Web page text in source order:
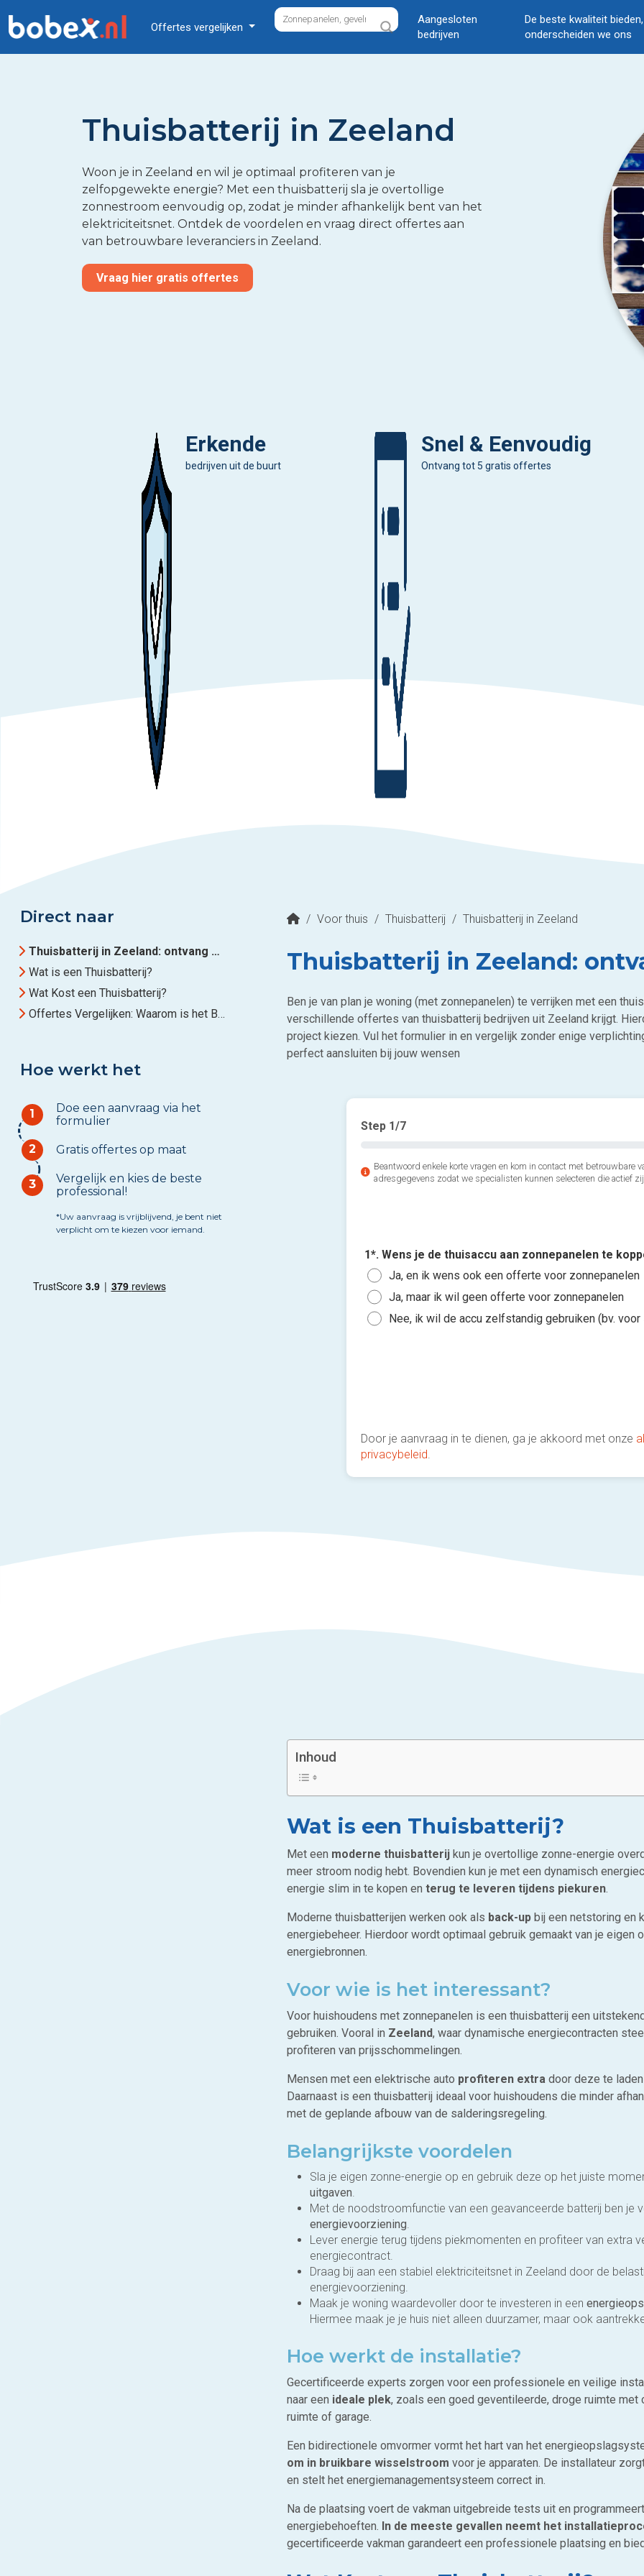
Offertes vergelijken
Aangesloten
bedrijven
De beste kwaliteit
onderscheiden we ons
Thuisbatterij in Zeeland
Woon je in Zeeland en wil je optimaal profiteren van je
zelfopgewekte energie? Met een thuisbatterij sla je overtollige
zonnestroom eenvoudig op, zodat je minder afhankelijk bent van het
elektriciteitsnet. Ontdek de voordelen en vraag direct offertes aan
van betrouwbare leveranciers in Zeeland.
Vraag hier gratis offertes
Erkende
bedrijven uit de buurt
Snel & Eenvoudig
Ontvang tot 5 gratis offertes
Direct naar
Thuisbatterij in Zeeland: ontvang gratis offertes
Wat is een Thuisbatterij?
Wat Kost een Thuisbatterij?
Offertes Vergelijken: Waarom is het Belangrijk?
Hoe werkt het
1
Doe een aanvraag via het
formulier
2 Gratis offertes op maat
3
Vergelijk en kies de beste
professional!
*Uw aanvraag is vrijblijvend, je bent niet
verplicht om te kiezen voor iemand.
/ Voor thuis / Thuisbatterij / Thuisbatterij in Zeeland
Thuisbatterij in Zeeland:
Ben je van plan je woning (met zonnepanelen) te verrijken met een
verschillende offertes van thuisbatterij bedrijven uit Zeeland krijgt.
project kiezen. Vul het formulier in en vergelijk zonder enige
perfect aansluiten bij jouw wensen
Step 1/7
Beantwoord enkele korte vragen en kom in contact met betrouwbare
adresgegevens zodat we specialisten kunnen selecteren die actief
1*. Wens je de thuisaccu aan zonnepanelen te
Ja, en ik wens ook een offerte voor zonnepanelen
Ja, maar ik wil geen offerte voor zonnepanelen
Nee, ik wil de accu zelfstandig gebruiken (bv.
Door je aanvraag in te dienen, ga je akkoord met onze
privacybeleid.
Inhoud
Wat is een Thuisbatterij?
Met een moderne thuisbatterij kun je overtollige zonne-energie
meer stroom nodig hebt. Bovendien kun je met een dynamisch
energie slim in te kopen en terug te leveren tijdens piekuren.
Moderne thuisbatterijen werken ook als back-up bij een netstoring en
energiebeheer. Hierdoor wordt optimaal gebruik gemaakt van je eigen
energiebronnen.
Voor wie is het interessant?
Voor huishoudens met zonnepanelen is een thuisbatterij een
gebruiken. Vooral in Zeeland, waar dynamische energiecontracten
profiteren van prijsschommelingen.
Mensen met een elektrische auto profiteren extra door deze te
Daarnaast is een thuisbatterij ideaal voor huishoudens die minder
met de geplande afbouw van de salderingsregeling.
Belangrijkste voordelen
Sla je eigen zonne-energie op en gebruik deze op het juiste
uitgaven.
Met de noodstroomfunctie van een geavanceerde batterij ben je
energievoorziening.
Lever energie terug tijdens piekmomenten en profiteer van extra
energiecontract.
Draag bij aan een stabiel elektriciteitsnet in Zeeland door de
energievoorziening.
Maak je woning waardevoller door te investeren in een
Hiermee maak je je huis niet alleen duurzamer, maar ook
Hoe werkt de installatie?
Gecertificeerde experts zorgen voor een professionele en veilige
naar een ideale plek, zoals een goed geventileerde, droge ruimte
ruimte of garage.
Een bidirectionele omvormer vormt het hart van het
om in bruikbare wisselstroom voor je apparaten. De installateur
en stelt het energiemanagementsysteem correct in.
Na de plaatsing voert de vakman uitgebreide tests uit en
energiebehoeften. In de meeste gevallen neemt het
gecertificeerde vakman garandeert een professionele plaatsing en